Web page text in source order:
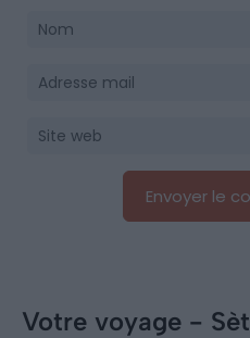
Votre voyage -